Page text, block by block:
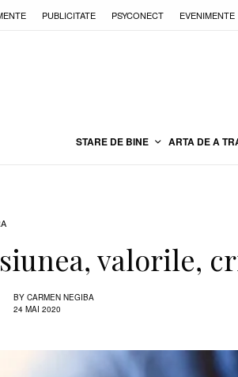
PUBLICITATE PSYCONECT EVENIMENTE
STARE DE BINE ARTA DE A
valorile,
BY CARMEN NEGIBA
24 MAI 2020